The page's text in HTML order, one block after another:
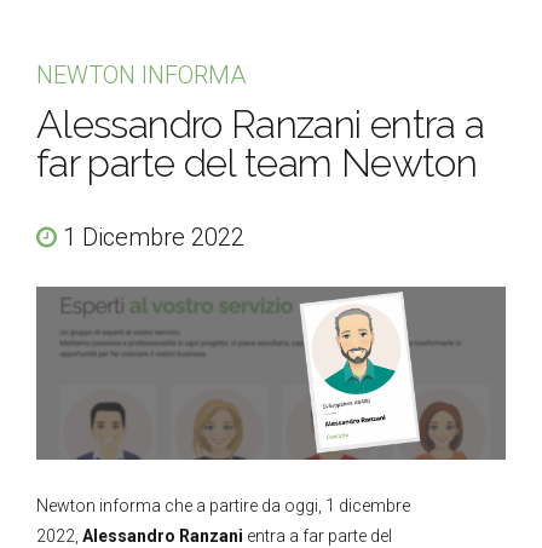
NEWTON INFORMA
Alessandro Ranzani entra a
far parte del team Newton
1 Dicembre 2022
Newton informa che a partire da oggi, 1 dicembre
2022, Alessandro Ranzani entra a far parte del